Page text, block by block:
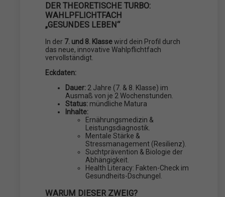
DER THEORETISCHE TURBO:
WAHLPFLICHTFACH
„GESUNDES LEBEN“
In der 7. und 8. Klassewird dein Profil durch
das neue, innovative Wahlpflichtfach
vervollständigt.
Eckdaten:
Dauer: 2 Jahre (7. & 8. Klasse) im
Ausmaß von je 2 Wochenstunden.
Status: mündliche Matura
Inhalte:
Ernährungsmedizin &
Leistungsdiagnostik.
Mentale Stärke &
Stressmanagement (Resilienz).
Suchtprävention & Biologie der
Abhängigkeit.
Health Literacy: Fakten-Check im
Gesundheits-Dschungel.
WARUM DIESER ZWEIG?